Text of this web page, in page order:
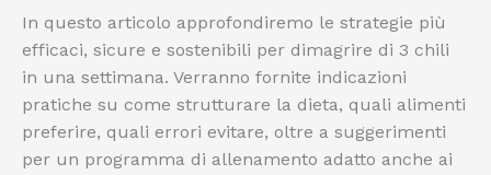
In questo articolo approfondiremo le strategie più
efficaci, sicure e sostenibili per dimagrire di 3 chili
in una settimana. Verranno fornite indicazioni
pratiche su come strutturare la dieta, quali alimenti
preferire, quali errori evitare, oltre a suggerimenti
per un programma di allenamento adatto anche ai